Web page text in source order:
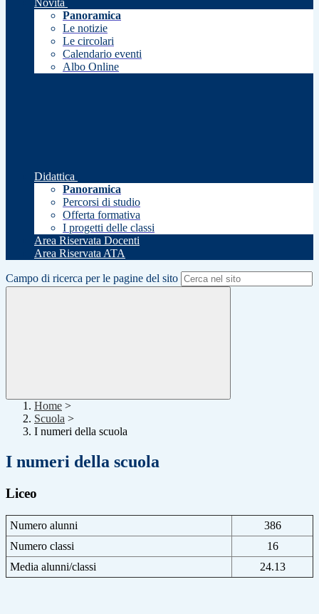
Novità
Panoramica
Le notizie
Le circolari
Calendario eventi
Albo Online
Didattica
Panoramica
Percorsi di studio
Offerta formativa
I progetti delle classi
Area Riservata Docenti
Area Riservata ATA
Campo di ricerca per le pagine del sito
Home >
Scuola >
I numeri della scuola
I numeri della scuola
Liceo
Numero alunni
386
Numero classi
16
Media alunni/classi
24.13